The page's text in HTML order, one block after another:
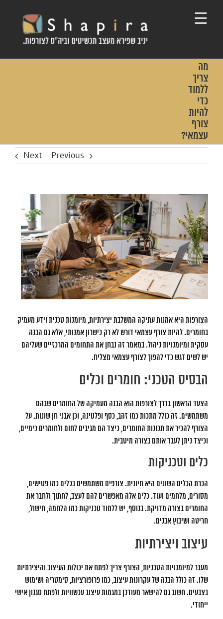
מה
צריך
ללמוד
כדי
להיות
צורף
עצמאי?
Previous
Next
View
Larger
Image
הצורפות היא אמנות עתיקה המשלבת יצירתיות, מיומנות טכנית וידע מעמיק
בחומרים. להיות צורף עצמאי דורש לא רק כישרון אמנותי, אלא גם הבנה
עסקית ומיומנויות ניהול. במאמר זה נבחן את התחומים המרכזיים שעליהם
יש לשים דגש כדי להפוך לצורף עצמאי מצליח.
הבסיס הטכני: חומרים וכלים
הצעד הראשון בדרך לצורפות הוא הבנה מעמיקה של החומרים שבהם
משתמשים. זה כולל מתכות כמו זהב, כסף ופלטינה, וכן אבני חן שונות. על
הצורף להכיר את תכונות החומרים, כיצד הם מגיבים לחום ולחומרים כימיים,
וכיצד ניתן לעבד אותם בצורה מיטבית.
כלים וטכניקות
הכרת הכלים השונים היא חיונית. צורפים משתמשים בכלים כמו פטישים,
מסורים, מלחמים ועוד. כלים אלה מאפשרים להם לעצב, לחתוך ולחבר את
החומרים בצורה מדויקת. בנוסף, יש ללמוד טכניקות כמו הלחמה, חישול,
חריטה ושיבוץ אבנים.
עיצוב ויצירתיות
מעבר למיומנויות הטכניות, הצורף צריך לפתח את יכולות העיצוב והיצירתיות
שלו. זה כולל הבנה של עקרונות עיצוב, כמו פרופורציות, סימטריה ושימוש
בצבעים. חשוב גם להישאר מעודכן במגמות עיצוב עכשוויות ולפתח סגנון אישי
ייחודי.